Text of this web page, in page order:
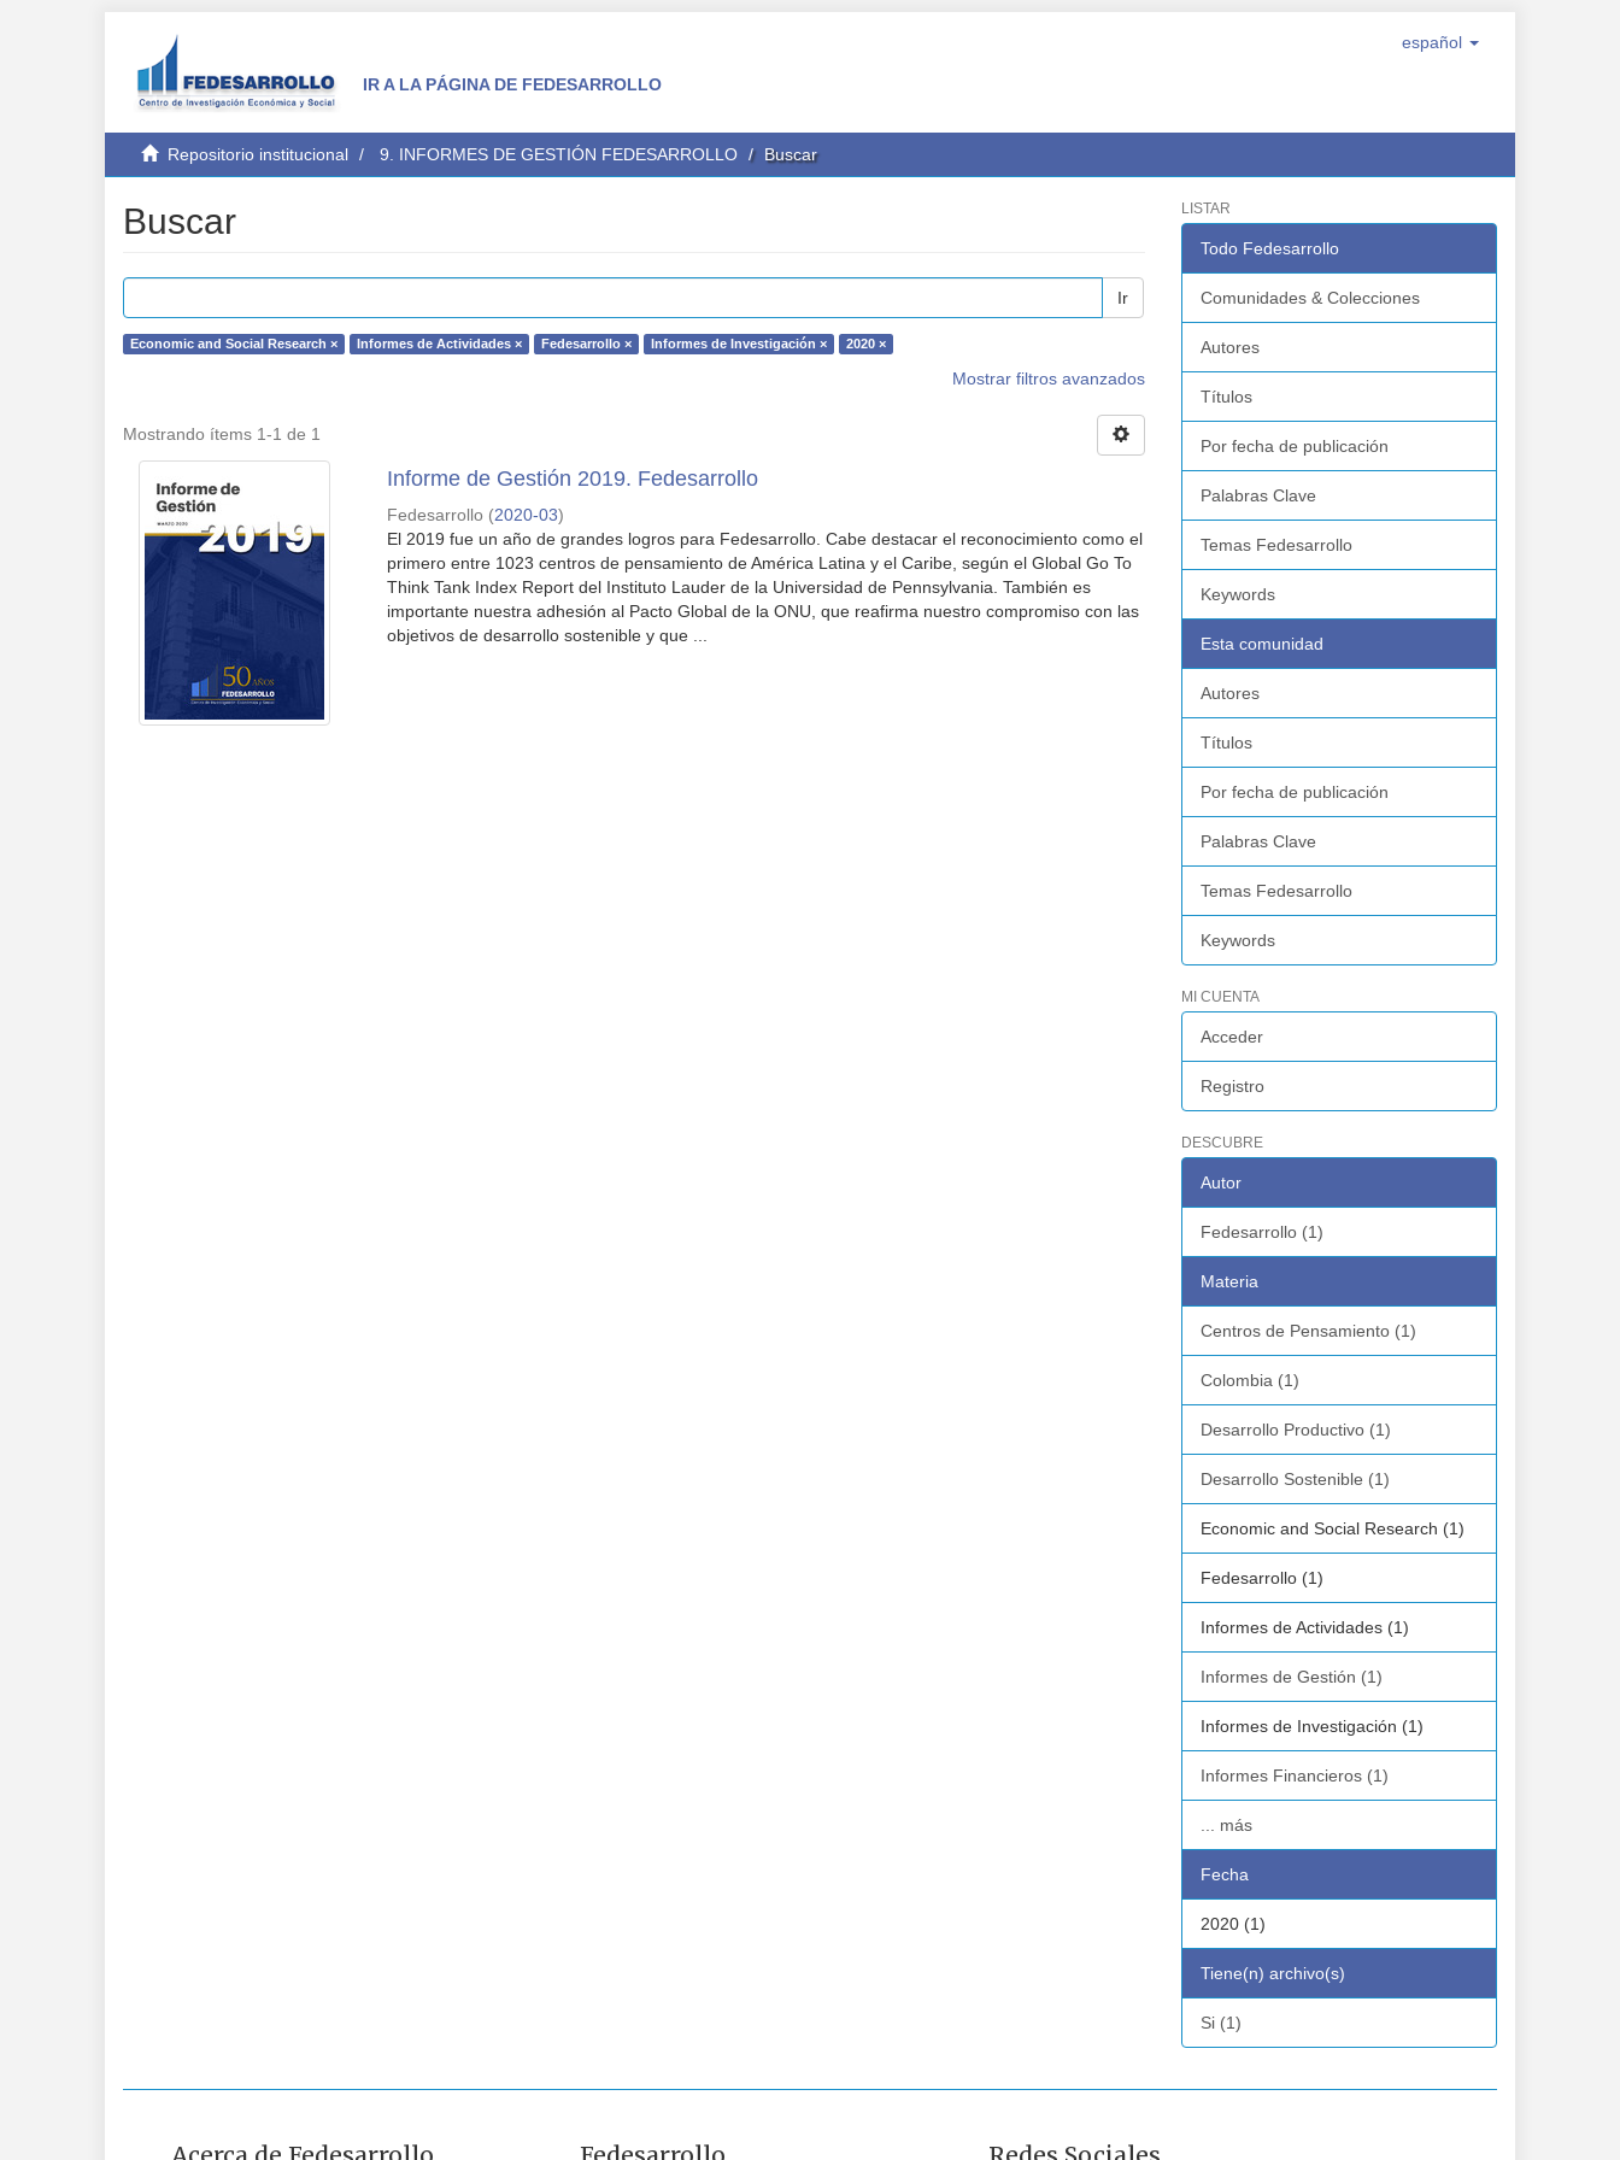
IR A LA PÁGINA DE FEDESARROLLO
español
Repositorio institucional 9. INFORMES DE GESTIÓN FEDESARROLLO Buscar
Buscar
Ir
Economic and Social Research × Informes de Actividades × Fedesarrollo × Informes de Investigación × 2020 ×
Mostrar filtros avanzados
Mostrando ítems 1-1 de 1
Informe de Gestión 2019. Fedesarrollo
Fedesarrollo (2020-03)
El 2019 fue un año de grandes logros para Fedesarrollo. Cabe destacar el reconocimiento como el
primero entre 1023 centros de pensamiento de América Latina y el Caribe, según el Global Go To
Think Tank Index Report del Instituto Lauder de la Universidad de Pennsylvania. También es
importante nuestra adhesión al Pacto Global de la ONU, que reafirma nuestro compromiso con las
objetivos de desarrollo sostenible y que ...
LISTAR
Todo Fedesarrollo
Comunidades & Colecciones
Autores
Títulos
Por fecha de publicación
Palabras Clave
Temas Fedesarrollo
Keywords
Esta comunidad
Autores
Títulos
Por fecha de publicación
Palabras Clave
Temas Fedesarrollo
Keywords
MI CUENTA
Acceder
Registro
DESCUBRE
Autor
Fedesarrollo (1)
Materia
Centros de Pensamiento (1)
Colombia (1)
Desarrollo Productivo (1)
Desarrollo Sostenible (1)
Economic and Social Research (1)
Fedesarrollo (1)
Informes de Actividades (1)
Informes de Gestión (1)
Informes de Investigación (1)
Informes Financieros (1)
... más
Fecha
2020 (1)
Tiene(n) archivo(s)
Si (1)